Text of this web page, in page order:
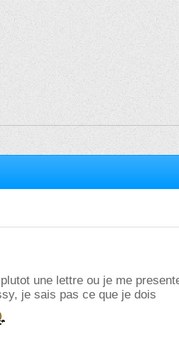
une lettre ou je me
je sais pas ce que je dois